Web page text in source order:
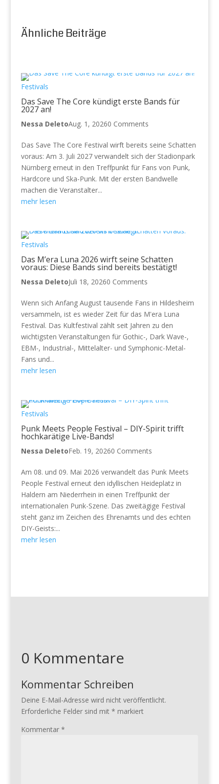
Ähnliche Beiträge
Festivals
Das Save The Core kündigt erste Bands für
2027 an!
Nessa DeletoAug. 1, 20260 Comments
Das Save The Core Festival wirft bereits seine Schatten
voraus: Am 3. Juli 2027 verwandelt sich der Stadionpark
Nürnberg erneut in den Treffpunkt für Fans von Punk,
Hardcore und Ska-Punk. Mit der ersten Bandwelle
machen die Veranstalter...
mehr lesen
Festivals
Das M’era Luna 2026 wirft seine Schatten
voraus: Diese Bands sind bereits bestätigt!
Nessa DeletoJuli 18, 20260 Comments
Wenn sich Anfang August tausende Fans in Hildesheim
versammeln, ist es wieder Zeit für das M'era Luna
Festival. Das Kultfestival zählt seit Jahren zu den
wichtigsten Veranstaltungen für Gothic-, Dark Wave-,
EBM-, Industrial-, Mittelalter- und Symphonic-Metal-
Fans und...
mehr lesen
Festivals
Punk Meets People Festival – DIY-Spirit trifft
hochkarätige Live-Bands!
Nessa DeletoFeb. 19, 20260 Comments
Am 08. und 09. Mai 2026 verwandelt das Punk Meets
People Festival erneut den idyllischen Heideplatz in
Haldern am Niederrhein in einen Treffpunkt der
internationalen Punk-Szene. Das zweitägige Festival
steht ganz im Zeichen des Ehrenamts und des echten
DIY-Geists:...
mehr lesen
0 Kommentare
Kommentar Schreiben
Deine E-Mail-Adresse wird nicht veröffentlicht.
Erforderliche Felder sind mit * markiert
Kommentar *